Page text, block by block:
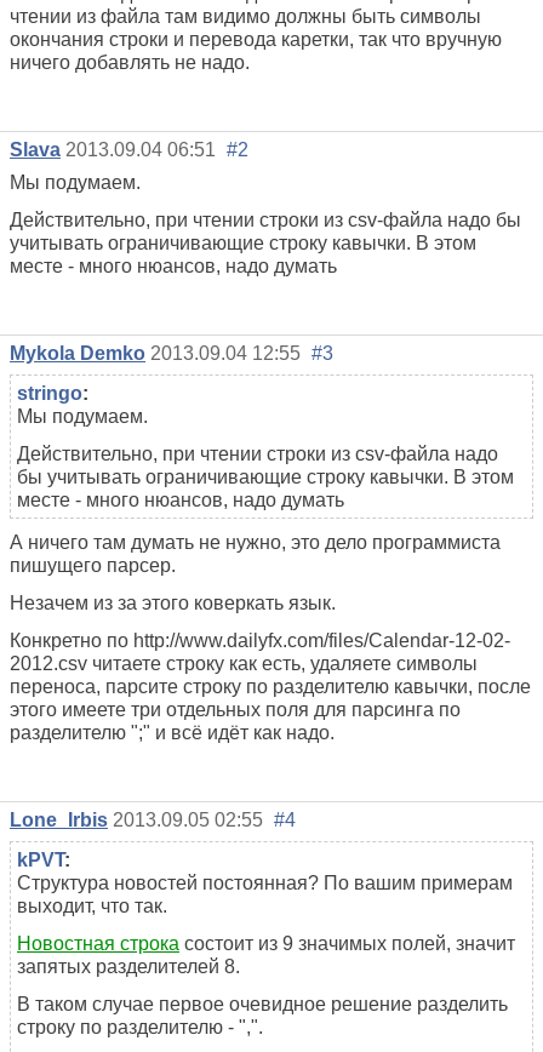
чтении из файла там видимо должны быть символы
окончания строки и перевода каретки, так что вручную
ничего добавлять не надо.
Slava 2013.09.04 06:51 #2
Мы подумаем.
Действительно, при чтении строки из csv-файла надо бы
учитывать ограничивающие строку кавычки. В этом
месте - много нюансов, надо думать
Mykola Demko 2013.09.04 12:55 #3
stringo:
Мы подумаем.
Действительно, при чтении строки из csv-файла надо
бы учитывать ограничивающие строку кавычки. В этом
месте - много нюансов, надо думать
А ничего там думать не нужно, это дело программиста
пишущего парсер.
Незачем из за этого коверкать язык.
Конкретно по http://www.dailyfx.com/files/Calendar-12-02-
2012.csv читаете строку как есть, удаляете символы
переноса, парсите строку по разделителю кавычки, после
этого имеете три отдельных поля для парсинга по
разделителю ";" и всё идёт как надо.
Lone_Irbis 2013.09.05 02:55 #4
kPVT:
Структура новостей постоянная? По вашим примерам
выходит, что так.
Новостная строка состоит из 9 значимых полей, значит
запятых разделителей 8.
В таком случае первое очевидное решение разделить
строку по разделителю - ",".